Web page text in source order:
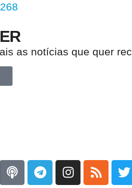
as notícias que quer